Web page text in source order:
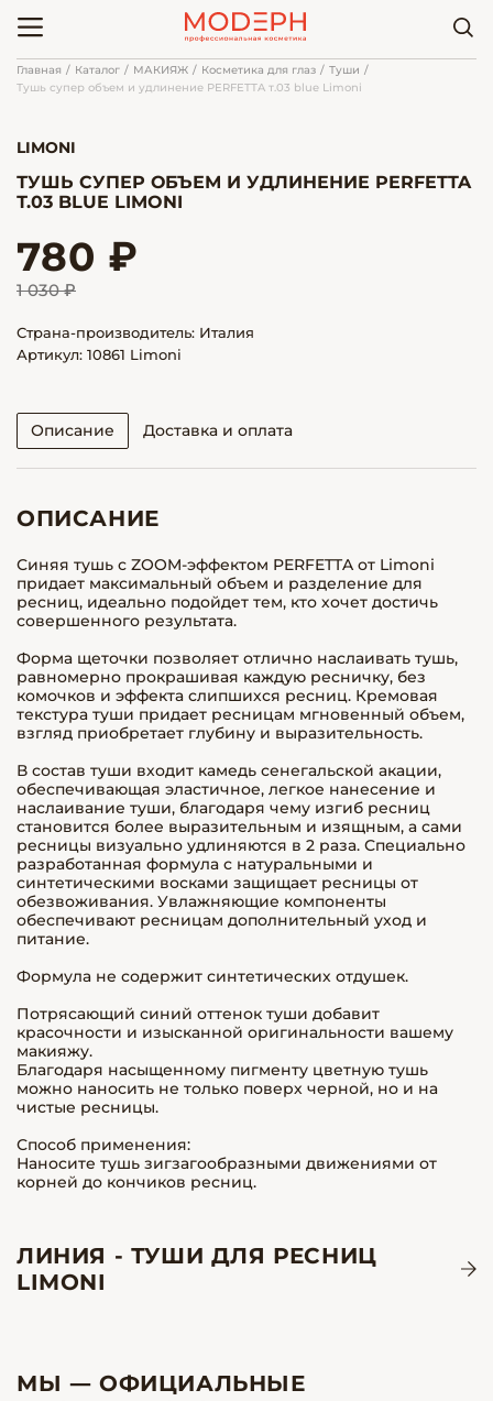
Главная Каталог МАКИЯЖ Косметика для глаз
Туши
Тушь супер объем и удлинение PERFETTA т.03 blue Limoni
LIMONI
ТУШЬ СУПЕР ОБЪЕМ И УДЛИНЕНИЕ PERFETTA
Т.03 BLUE LIMONI
780 ₽
1 030 ₽
Страна-производитель: Италия
Артикул: 10861 Limoni
Описание Доставка и оплата
ОПИСАНИЕ
Синяя тушь с ZOOM-эффектом PERFETTA от Limoni
придает максимальный объем и разделение для
ресниц, идеально подойдет тем, кто хочет достичь
совершенного результата.
Форма щеточки позволяет отлично наслаивать тушь,
равномерно прокрашивая каждую ресничку, без
комочков и эффекта слипшихся ресниц. Кремовая
текстура туши придает ресницам мгновенный объем,
взгляд приобретает глубину и выразительность.
В состав туши входит камедь сенегальской акации,
обеспечивающая эластичное, легкое нанесение и
наслаивание туши, благодаря чему изгиб ресниц
становится более выразительным и изящным, а сами
ресницы визуально удлиняются в 2 раза. Специально
разработанная формула с натуральными и
синтетическими восками защищает ресницы от
обезвоживания. Увлажняющие компоненты
обеспечивают ресницам дополнительный уход и
питание.
Формула не содержит синтетических отдушек.
Потрясающий синий оттенок туши добавит
красочности и изысканной оригинальности вашему
макияжу.
Благодаря насыщенному пигменту цветную тушь
можно наносить не только поверх черной, но и на
чистые ресницы.
Способ применения:
Наносите тушь зигзагообразными движениями от
корней до кончиков ресниц.
ЛИНИЯ - ТУШИ ДЛЯ РЕСНИЦ
LIMONI
МЫ — ОФИЦИАЛЬНЫЕ